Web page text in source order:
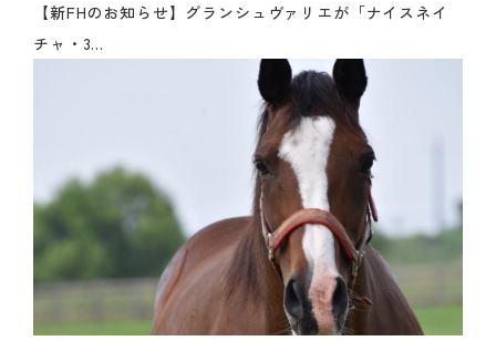
【新FHのお知らせ】グランシュヴァリエが「ナイスネイ
チャ・3...